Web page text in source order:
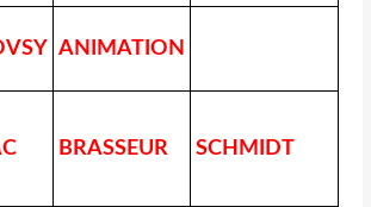
ANIMATION
BRASSEUR SCHMIDT